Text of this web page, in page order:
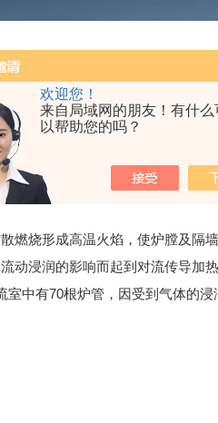
欢迎您！
来自局域网的朋友！有什么
以帮助您的吗？
几个特点
燃烧形成高温火焰，使炉膛及隔
动浸润的影响而起到对流传导加
中有70根炉管，因受到气体的